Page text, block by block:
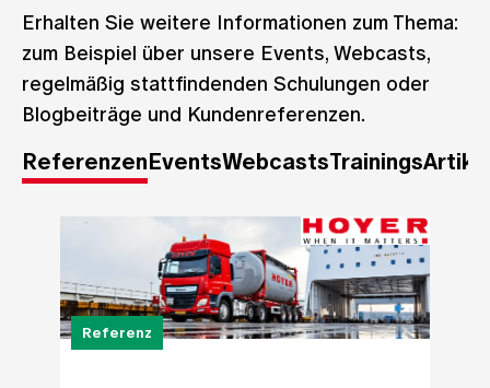
Erhalten Sie weitere Informationen zum Thema:
zum Beispiel über unsere Events, Webcasts,
regelmäßig stattfindenden Schulungen oder
Blogbeiträge und Kundenreferenzen.
ReferenzenEventsWebcastsTrainings
Referenz